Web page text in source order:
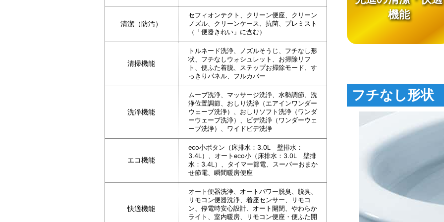
清潔（防汚）
セフィオンテクト、クリーン便座、クリーン
ノズル、クリーンケース、抗菌、プレミスト
（「便器きれい」に含む）
清掃機能
トルネード洗浄、ノズルそうじ、フチなし形
状、フチなしウォシュレット、お掃除リフ
ト、便ふた着脱、ステップお掃除モード、す
っきりパネル、フルカバー
洗浄機能
ムーブ洗浄、マッサージ洗浄、水勢調節、洗
浄位置調節、おしり洗浄（エアインワンダー
ウェーブ洗浄）、おしりソフト洗浄（ワンダ
ーウェーブ洗浄）、ビデ洗浄（ワンダーウェ
ーブ洗浄）、ワイドビデ洗浄
エコ機能
eco小ボタン（床排水：3.0L 壁排水：
3.4L）、オートeco小（床排水：3.0L 壁排
水：3.4L）、タイマー節電、スーパーおまか
せ節電、瞬間暖房便座
快適機能
オート便器洗浄、オートパワー脱臭、脱臭、
リモコン便器洗浄、着座センサー、リモコ
ン、停電時安心設計、オート開閉、やわらか
ライト、室内暖房、リモコン便座・便ふた開
機能
フチなし形状